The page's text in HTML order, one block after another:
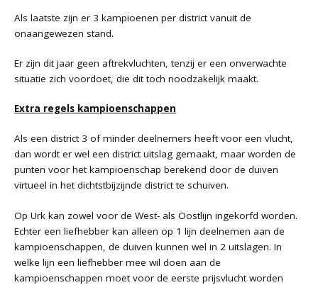
Als laatste zijn er 3 kampioenen per district vanuit de
onaangewezen stand.
Er zijn dit jaar geen aftrekvluchten, tenzij er een onverwachte
situatie zich voordoet, die dit toch noodzakelijk maakt.
Extra regels kampioenschappen
Als een district 3 of minder deelnemers heeft voor een vlucht,
dan wordt er wel een district uitslag gemaakt, maar worden de
punten voor het kampioenschap berekend door de duiven
virtueel in het dichtstbijzijnde district te schuiven.
Op Urk kan zowel voor de West- als Oostlijn ingekorfd worden.
Echter een liefhebber kan alleen op 1 lijn deelnemen aan de
kampioenschappen, de duiven kunnen wel in 2 uitslagen. In
welke lijn een liefhebber mee wil doen aan de
kampioenschappen moet voor de eerste prijsvlucht worden